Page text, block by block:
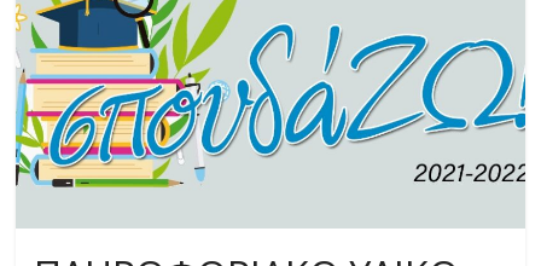
Ακαδημία
Αθηνών